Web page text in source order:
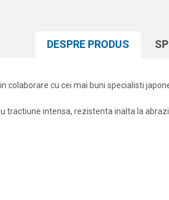
DESPRE PRODUS
cu cei mai buni specialisti
tractiune intensa, rezistenta inalta la